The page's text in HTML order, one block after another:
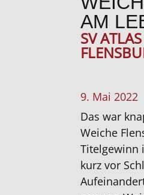
AM
SV
9. Mai 2022
Das war
Weiche
Titelgewinn
kurz vor